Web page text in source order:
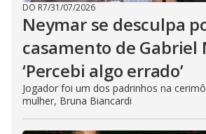
DO R7/31/07/2026
Neymar se desculpa
casamento de Gabriel
‘Percebi algo errado’
Jogador foi um dos padrinhos na
mulher, Bruna Biancardi